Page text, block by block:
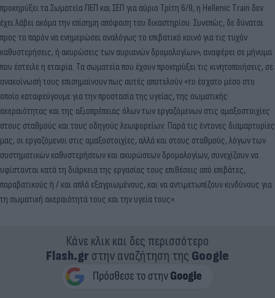
προκηρύξει τα Σωματεία ΠΕΠ και ΣΕΠ για αύριο Τρίτη 6/9, η Hellenic Τrain δεν
έχει λάβει ακόμα την επίσημη απόφαση του δικαστηρίου. Συνεπώς, δε δύναται
προς το παρόν να ενημερώσει αναλόγως το επιβατικό κοινό για τις τυχόν
καθυστερήσεις, ή ακυρώσεις των αυριανών δρομολογίων», αναφέρει σε μήνυμα
που έστειλε η εταιρία. Τα σωματεία που έχουν προκηρύξει τις κινητοποιήσεις, σε
ανακοίνωσή τους επισημαίνουν πως αυτές αποτελούν «το έσχατο μέσο στο
οποίο καταφεύγουμε για την προστασία της υγείας, της σωματικής
ακεραιότητας και της αξιοπρέπειας όλων των εργαζόμενων στις αμαξοστοιχίες
στους σταθμούς και τους οδηγούς λεωφορείων. Παρά τις έντονες διαμαρτυρίες
μας, οι εργαζόμενοι στις αμαξοστοιχίες, αλλά και στους σταθμούς, λόγων των
συστηματικών καθυστερήσεων και ακυρώσεων δρομολογίων, συνεχίζουν να
υφίστανται κατά τη διάρκεια της εργασίας τους επιθέσεις από επιβάτες,
παραβατικούς ή / και απλά εξαγριωμένους, και να αντιμετωπίζουν κινδύνους για
τη σωματική ακεραιότητά τους και την υγεία τους».
Κάνε κλικ και δες περισσότερο
Flash.grστην αναζήτηση της Google